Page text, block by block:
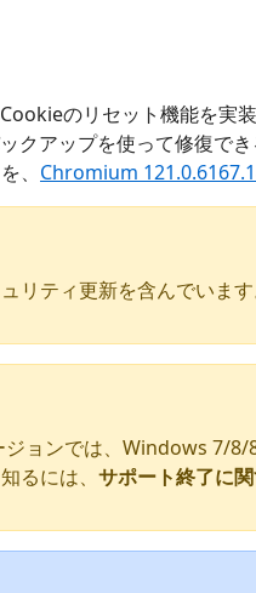
のリセット機能を実装
クアップを使って修復で
、 Chromium
リティ更新を含んでいます
ョンでは、Windows 7/
るには、 サポート終了に